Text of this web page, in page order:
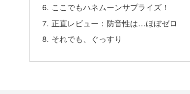
ここでもハネムーンサプライズ！
正直レビュー：防音性は…ほぼゼロ
それでも、ぐっすり